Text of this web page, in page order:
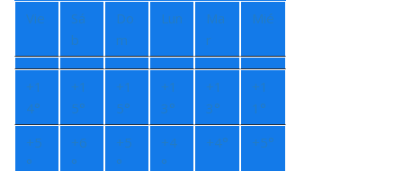
Vie
Sá
b
Do
m
Lun
Ma
r
Mié
+1
4°
+1
5°
+1
5°
+1
3°
+1
3°
+1
1°
+5
°
+6
°
+5
°
+4
°
+4° +5°